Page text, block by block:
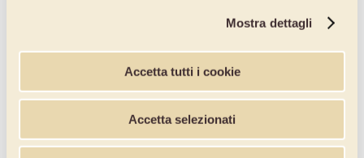
Mostra dettagli
Accetta tutti i cookie
Accetta selezionati
Puree di frutta